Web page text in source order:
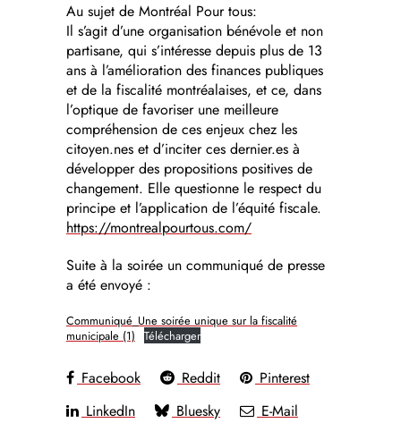
Au sujet de Montréal Pour tous:
Il s’agit d’une organisation bénévole et non
partisane, qui s’intéresse depuis plus de 13
ans à l’amélioration des finances publiques
et de la fiscalité montréalaises, et ce, dans
l’optique de favoriser une meilleure
compréhension de ces enjeux chez les
citoyen.nes et d’inciter ces dernier.es à
développer des propositions positives de
changement. Elle questionne le respect du
principe et l’application de l’équité fiscale.
https://montrealpourtous.com/
Suite à la soirée un communiqué de presse
a été envoyé :
Communiqué_Une soirée unique sur la fiscalité
municipale (1) Télécharger
Facebook Reddit
Pinterest
LinkedIn
Bluesky E-Mail